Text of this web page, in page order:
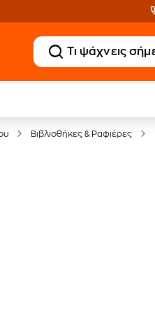
Βιβλιοθήκες & Ραφιέρες